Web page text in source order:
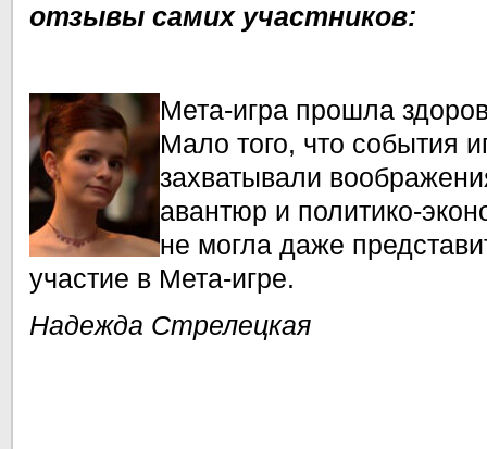
отзывы самих участников:
Мета-игра прошла
Мало того, что события
захватывали
авантюр и политико-
не могла даже
участие в Мета-игре.
Надежда Стрелецкая